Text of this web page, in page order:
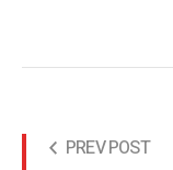
PREV POST